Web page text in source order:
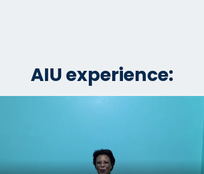
AIU experience: